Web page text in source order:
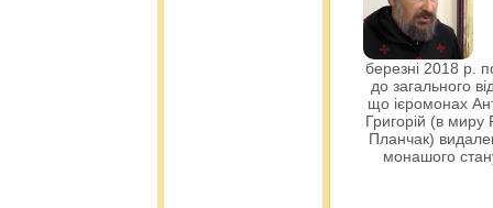
березні 2018 р.
до загального
що ієромонах
Григорій (в миру
Планчак)
монашого